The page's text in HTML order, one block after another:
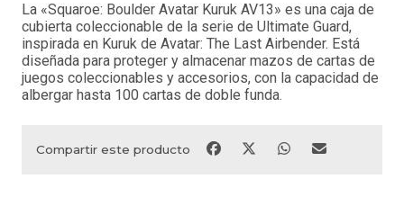
La «Squaroe: Boulder Avatar Kuruk AV13» es una caja de
cubierta coleccionable de la serie de Ultimate Guard,
inspirada en Kuruk de Avatar: The Last Airbender. Está
diseñada para proteger y almacenar mazos de cartas de
juegos coleccionables y accesorios, con la capacidad de
albergar hasta 100 cartas de doble funda.
Compartir este producto